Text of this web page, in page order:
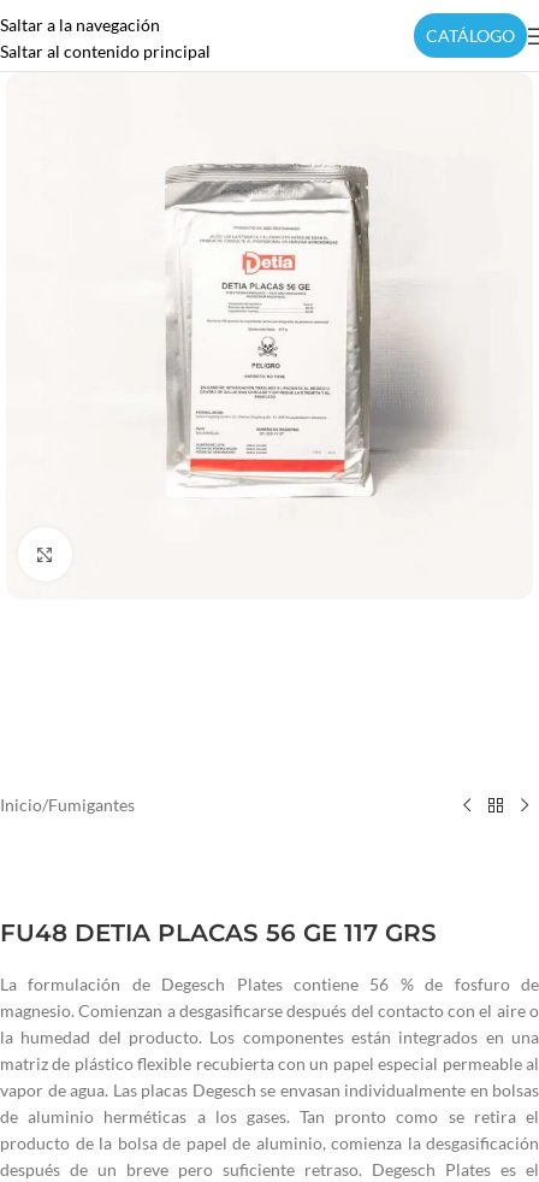
Saltar a la navegación
Saltar al contenido principal
CATÁLOGO
Inicio/Fumigantes
FU48 DETIA PLACAS 56 GE 117 GRS
La formulación de Degesch Plates contiene 56 % de fosfuro de
magnesio. Comienzan a desgasificarse después del contacto con el aire o
la humedad del producto. Los componentes están integrados en una
matriz de plástico flexible recubierta con un papel especial permeable al
vapor de agua. Las placas Degesch se envasan individualmente en bolsas
de aluminio herméticas a los gases. Tan pronto como se retira el
producto de la bolsa de papel de aluminio, comienza la desgasificación
después de un breve pero suficiente retraso. Degesch Plates es el